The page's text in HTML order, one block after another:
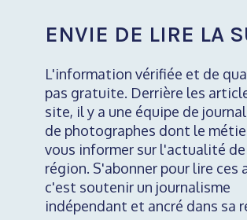
ENVIE DE LIRE LA
L'information vérifiée et de
pas gratuite. Derrière les
site, il y a une équipe de
de photographes dont le
vous informer sur l'actualité
région. S'abonner pour lire ces
c'est soutenir un journalisme
indépendant et ancré dans sa